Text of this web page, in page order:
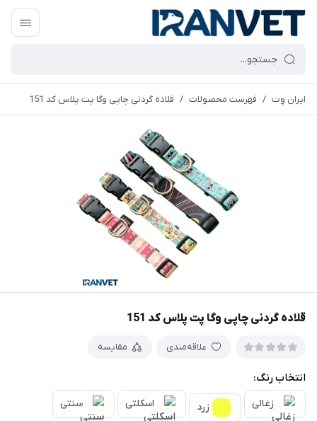
ایران وِت / فهرست محصولات / قلاده گردنی چاپی وگا پت پلاس کد 151
قلاده گردنی چاپی وگا پت پلاس کد 151
علاقه‌مندی مقایسه
انتخاب رنگ:
زغالی زرد اسکلتی سنتی